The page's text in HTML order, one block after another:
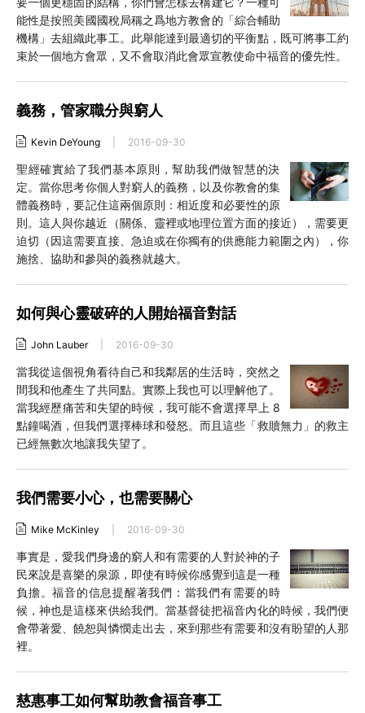
能性是按照美國國稅局稱之爲地方教會的「綜合輔助
機構」去組織此事工。此舉能達到最適切的平衡點，既可將事工約
束於一個地方會眾，又不會取消此會眾宣教使命中福音的優先性。
義務，管家職分與窮人
Kevin DeYoung 2016-09-30
聖經確實給了我們基本原則，幫助我們做智慧的決
定。當你思考你個人對窮人的義務，以及你教會的集
體義務時，要記住這兩個原則：相近度和必要性的原
則。這人與你越近（關係、靈裡或地理位置方面的接近），需要更
迫切（因這需要直接、急迫或在你獨有的供應能力範圍之內），你
施捨、協助和參與的義務就越大。
如何與心靈破碎的人開始福音對話
John Lauber 2016-09-30
當我從這個視角看待自己和我鄰居的生活時，突然之
間我和他產生了共同點。實際上我也可以理解他了。
當我經歷痛苦和失望的時候，我可能不會選擇早上 8
點鐘喝酒，但我們選擇棒球和發怒。而且這些「救贖無力」的救主
已經無數次地讓我失望了。
我們需要小心，也需要關心
Mike McKinley 2016-09-30
事實是，愛我們身邊的窮人和有需要的人對於神的子
民來說是喜樂的泉源，即使有時候你感覺到這是一種
負擔。福音的信息提醒著我們：當我們有需要的時
候，神也是這樣來供給我們。當基督徒把福音內化的時候，我們便
會帶著愛、饒恕與憐憫走出去，來到那些有需要和沒有盼望的人那
裡。
慈惠事工如何幫助教會福音事工